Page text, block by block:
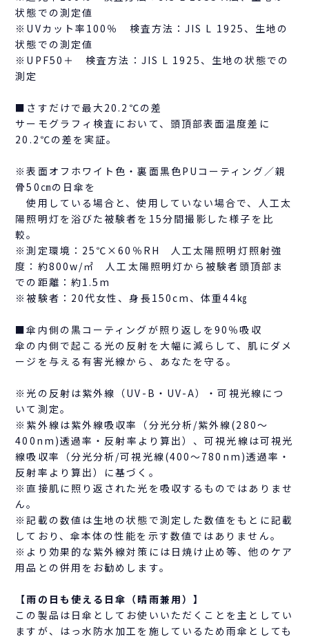
状態での測定値
※UVカット率100％ 検査方法：JIS L 1925、生地の
状態での測定値
※UPF50＋ 検査方法：JIS L 1925、生地の状態での
測定
■さすだけで最大20.2℃の差
サーモグラフィ検査において、頭頂部表面温度差に
20.2℃の差を実証。
※表面オフホワイト色・裏面黒色PUコーティング／親
骨50㎝の日傘を
使用している場合と、使用していない場合で、人工太
陽照明灯を浴びた被験者を15分間撮影した様子を比
較。
※測定環境：25℃×60％RH 人工太陽照明灯照射強
度：約800w/㎡ 人工太陽照明灯から被験者頭頂部ま
での距離：約1.5m
※被験者：20代女性、身長150cm、体重44㎏
■傘内側の黒コーティングが照り返しを90％吸収
傘の内側で起こる光の反射を大幅に減らして、肌にダメ
ージを与える有害光線から、あなたを守る。
※光の反射は紫外線（UV-B・UV-A）・可視光線につ
いて測定。
※紫外線は紫外線吸収率（分光分析/紫外線(280～
400nm)透過率・反射率より算出）、可視光線は可視光
線吸収率（分光分析/可視光線(400～780nm)透過率・
反射率より算出）に基づく。
※直接肌に照り返された光を吸収するものではありませ
ん。
※記載の数値は生地の状態で測定した数値をもとに記載
しており、傘本体の性能を示す数値ではありません。
※より効果的な紫外線対策には日焼け止め等、他のケア
用品との併用をお勧めします。
【雨の日も使える日傘（晴雨兼用）】
この製品は日傘としてお使いいただくことを主としてい
ますが、はっ水防水加工を施しているため雨傘としても